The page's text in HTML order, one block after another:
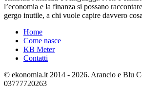
l’economia e la finanza si possano
gergo inutile, a chi vuole capire davvero
Home
Come nasce
KB Meter
Contatti
© ekonomia.it 2014 - 2026. Arancio e Blu
03777720263